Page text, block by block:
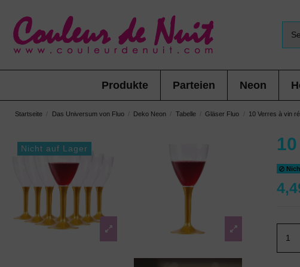
Produkte Parteien Neon
Startseite Das Universum von Fluo Deko Neon Tabelle Gläser Fluo 10 Verres à vin
Nicht auf Lager